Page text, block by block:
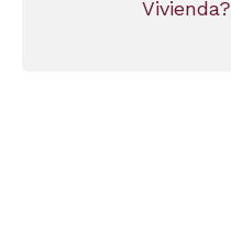
Vivienda?